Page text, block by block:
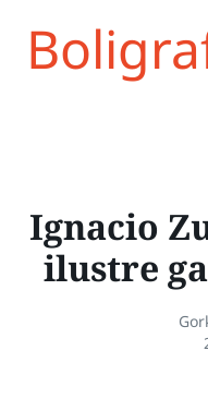
Ignacio
ilustre